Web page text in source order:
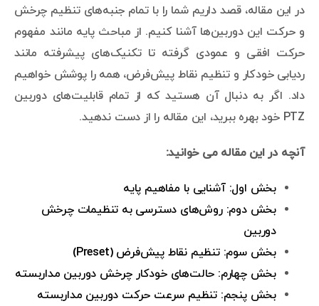
در این مقاله، قصد داریم شما را با تمام جنبه‌های تنظیم چرخش
و حرکت این دوربین‌ها آشنا کنیم. از مباحث پایه مانند مفهوم
حرکت افقی و عمودی گرفته تا تکنیک‌های پیشرفته مانند
ردیابی خودکار و تنظیم نقاط پیش‌فرض، همه را پوشش خواهیم
داد. اگر به دنبال آن هستید که از تمام قابلیت‌های دوربین
PTZ خود بهره ببرید، این مقاله را از دست ندهید.
آنچه در این مقاله می خوانید:
بخش اول: آشنایی با مفاهیم پایه
بخش دوم: روش‌های دسترسی به تنظیمات چرخش
دوربین
بخش سوم: تنظیم نقاط پیش‌فرض (Preset)
بخش چهارم: حالت‌های خودکار چرخش دوربین مداربسته
بخش پنجم: تنظیم سرعت حرکت دوربین مداربسته